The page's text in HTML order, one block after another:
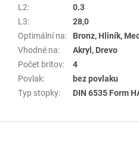
L2:
0.3
L3:
28,0
Optimální na:
Bronz, Hliník,
Vhodné na:
Akryl, Drevo
Počet britov:
4
Povlak:
bez povlaku
Typ stopky: DIN 6535 Form